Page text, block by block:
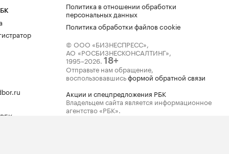
Политика в отношении обработки
персональных данных
Политика обработки файлов cookie
© ООО «БИЗНЕСПРЕСС»,
АО «РОСБИЗНЕСКОНСАЛТИНГ»,
1995–2026. 18+
Отправьте нам обращение,
воспользовавшисьформой обратной связи
Акции и спецпредложения РБК
Владельцем сайта является информационное
агентство «РБК».